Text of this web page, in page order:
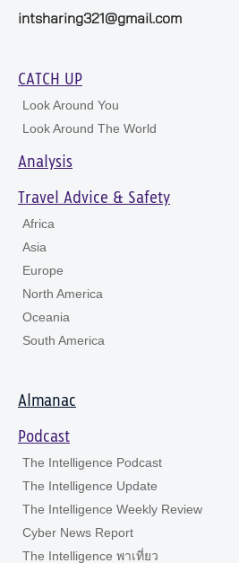
intsharing321@gmail.com
CATCH UP
Look Around You
Look Around The World
Analysis
Travel Advice & Safety
Africa
Asia
Europe
North America
Oceania
South America
Almanac
Podcast
The Intelligence Podcast
The Intelligence Update
The Intelligence Weekly Review
Cyber News Report
The Intelligence พาเที่ยว